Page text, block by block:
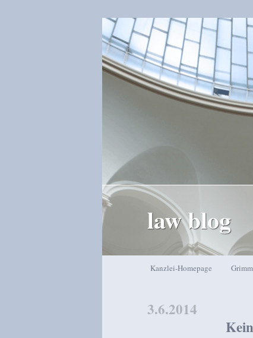
law blog
Zum Inhalt wechseln
Zum sekundären Inhalt
Kanzlei-Homepage
3.6.2014